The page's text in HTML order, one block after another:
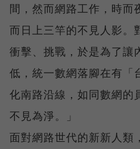
間，然而網路工作，時而
而日上三竿的不見人影。
衝擊、挑戰，於是為了讓
低，統一數網落腳在有
化南路沿線，如同數網的
不見為淨。」
面對網路世代的新新人類